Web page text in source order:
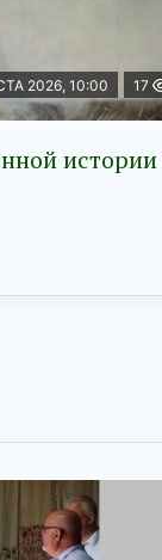
2026, 10:00 17
истории